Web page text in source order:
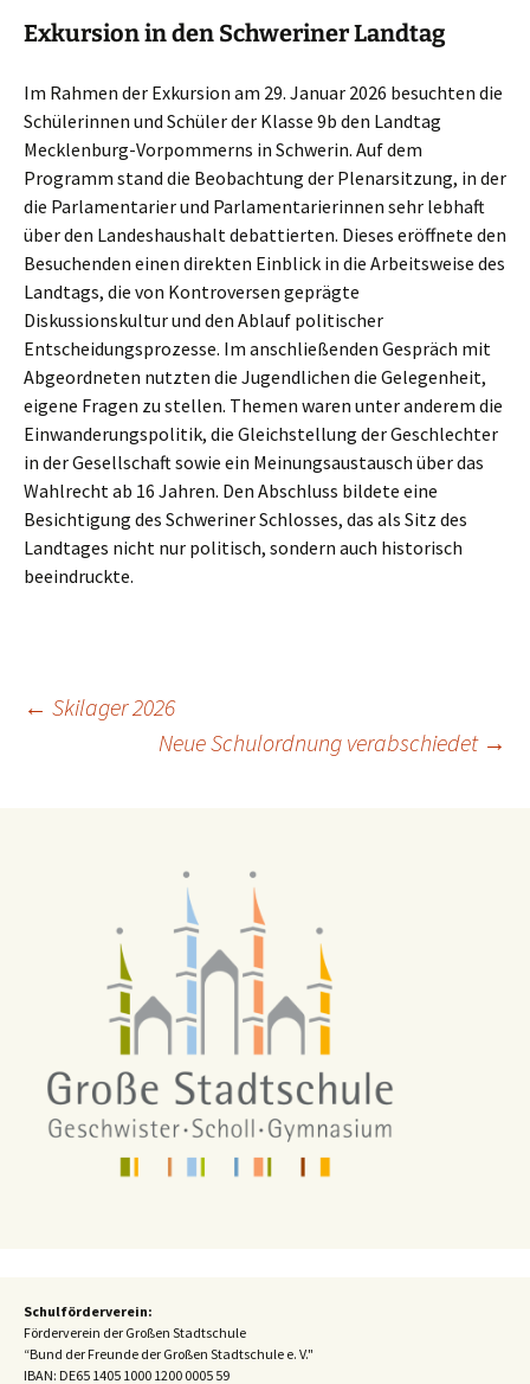
Exkursion in den Schweriner Landtag
Im Rahmen der Exkursion am 29. Januar 2026 besuchten die
Schülerinnen und Schüler der Klasse 9b den Landtag
Mecklenburg-Vorpommerns in Schwerin. Auf dem
Programm stand die Beobachtung der Plenarsitzung, in der
die Parlamentarier und Parlamentarierinnen sehr lebhaft
über den Landeshaushalt debattierten. Dieses eröffnete den
Besuchenden einen direkten Einblick in die Arbeitsweise des
Landtags, die von Kontroversen geprägte
Diskussionskultur und den Ablauf politischer
Entscheidungsprozesse. Im anschließenden Gespräch mit
Abgeordneten nutzten die Jugendlichen die Gelegenheit,
eigene Fragen zu stellen. Themen waren unter anderem die
Einwanderungspolitik, die Gleichstellung der Geschlechter
in der Gesellschaft sowie ein Meinungsaustausch über das
Wahlrecht ab 16 Jahren. Den Abschluss bildete eine
Besichtigung des Schweriner Schlosses, das als Sitz des
Landtages nicht nur politisch, sondern auch historisch
beeindruckte.
Beitragsnavigation
← Skilager 2026
Neue Schulordnung verabschiedet →
Schulförderverein:
Förderverein der Großen Stadtschule
“Bund der Freunde der Großen Stadtschule e. V."
IBAN: DE65 1405 1000 1200 0005 59